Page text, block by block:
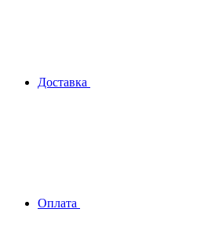
Доставка
Оплата